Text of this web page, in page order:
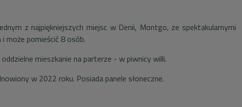
z najpiękniejszych miejsc w Denii, Montgo, ze spektakularnymi
może pomieścić 8 osób.
mieszkanie na parterze - w piwnicy willi.
w 2022 roku. Posiada panele słoneczne.